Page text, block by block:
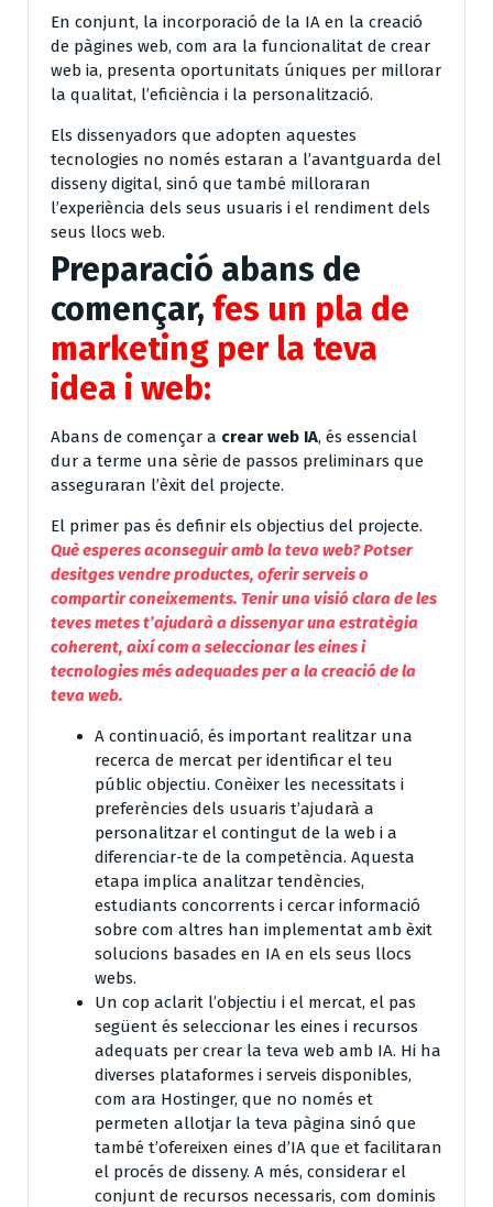
En conjunt, la incorporació de la IA en la creació
de pàgines web, com ara la funcionalitat de crear
web ia, presenta oportunitats úniques per millorar
la qualitat, l’eficiència i la personalització.
Els dissenyadors que adopten aquestes
tecnologies no només estaran a l’avantguarda del
disseny digital, sinó que també milloraran
l’experiència dels seus usuaris i el rendiment dels
seus llocs web.
Preparació abans de
començar, fes un pla de
marketing per la teva
idea i web:
Abans de començar a crear web IA, és essencial
dur a terme una sèrie de passos preliminars que
asseguraran l’èxit del projecte.
El primer pas és definir els objectius del projecte.
Què esperes aconseguir amb la teva web? Potser
desitges vendre productes, oferir serveis o
compartir coneixements. Tenir una visió clara de les
teves metes t’ajudarà a dissenyar una estratègia
coherent, així com a seleccionar les eines i
tecnologies més adequades per a la creació de la
teva web.
A continuació, és important realitzar una
recerca de mercat per identificar el teu
públic objectiu. Conèixer les necessitats i
preferències dels usuaris t’ajudarà a
personalitzar el contingut de la web i a
diferenciar-te de la competència. Aquesta
etapa implica analitzar tendències,
estudiants concorrents i cercar informació
sobre com altres han implementat amb èxit
solucions basades en IA en els seus llocs
webs.
Un cop aclarit l’objectiu i el mercat, el pas
següent és seleccionar les eines i recursos
adequats per crear la teva web amb IA. Hi ha
diverses plataformes i serveis disponibles,
com ara Hostinger, que no només et
permeten allotjar la teva pàgina sinó que
també t’ofereixen eines d’IA que et facilitaran
el procés de disseny. A més, considerar el
conjunt de recursos necessaris, com dominis